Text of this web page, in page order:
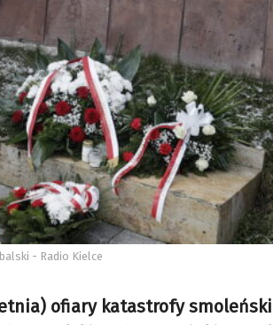
- Radio Kielce
ofiary katastrofy